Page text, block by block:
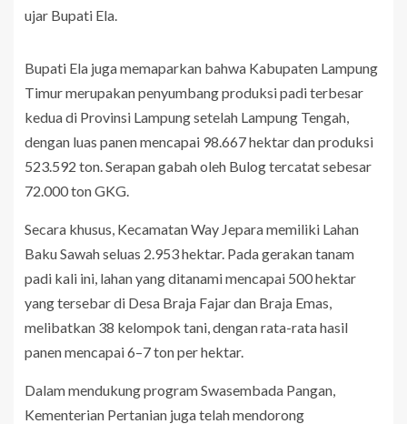
ujar Bupati Ela.
Bupati Ela juga memaparkan bahwa Kabupaten Lampung
Timur merupakan penyumbang produksi padi terbesar
kedua di Provinsi Lampung setelah Lampung Tengah,
dengan luas panen mencapai 98.667 hektar dan produksi
523.592 ton. Serapan gabah oleh Bulog tercatat sebesar
72.000 ton GKG.
Secara khusus, Kecamatan Way Jepara memiliki Lahan
Baku Sawah seluas 2.953 hektar. Pada gerakan tanam
padi kali ini, lahan yang ditanami mencapai 500 hektar
yang tersebar di Desa Braja Fajar dan Braja Emas,
melibatkan 38 kelompok tani, dengan rata-rata hasil
panen mencapai 6–7 ton per hektar.
Dalam mendukung program Swasembada Pangan,
Kementerian Pertanian juga telah mendorong